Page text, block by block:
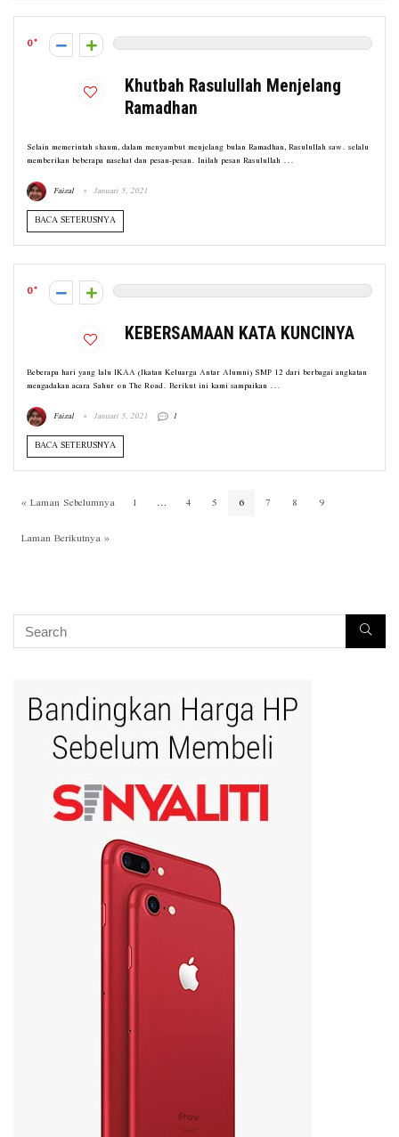
0
Khutbah Rasulullah Menjelang
Ramadhan
Selain memerintah shaum, dalam menyambut menjelang bulan Ramadhan, Rasulullah saw. selalu
memberikan beberapa nasehat dan pesan-pesan. Inilah pesan Rasulullah ...
Faizal
Januari 5, 2021
BACA SETERUSNYA
0
KEBERSAMAAN KATA KUNCINYA
Beberapa hari yang lalu IKAA (Ikatan Keluarga Antar Alumni) SMP 12 dari berbagai angkatan
mengadakan acara Sahur on The Road. Berikut ini kami sampaikan ...
Faizal
Januari 5, 2021 1
BACA SETERUSNYA
« Laman Sebelumnya 1 … 4 5 6 7 8
9
Laman Berikutnya »